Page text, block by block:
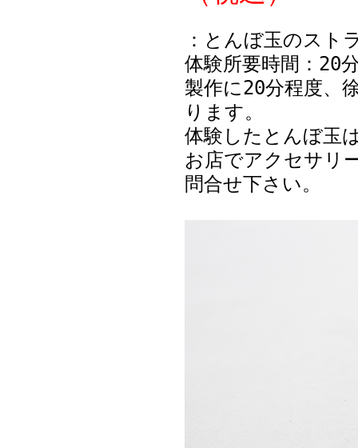
：とんぼ玉のスト
体験所要時間：20
製作に20分程度、
ります。
体験したとんぼ玉
お店でアクセサリ
問合せ下さい。